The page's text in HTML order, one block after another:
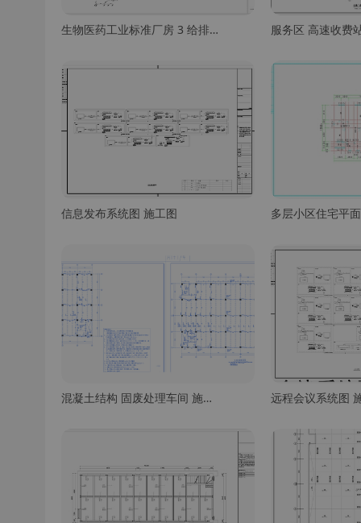
生物医药工业标准厂房 3 给排水 施工图 建筑给排水 给排水图
信息发布系统图 施工图
混凝土结构 固废处理车间 施工图 远程会议系统图